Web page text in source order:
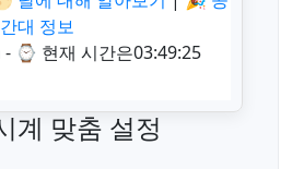
계 맞춤 설정